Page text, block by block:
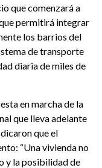
que comenzará a
permitirá integrar
los barrios del
de transporte
diaria de miles de
en marcha de la
que lleva adelante
que el
“Una vivienda no
y la posibilidad de